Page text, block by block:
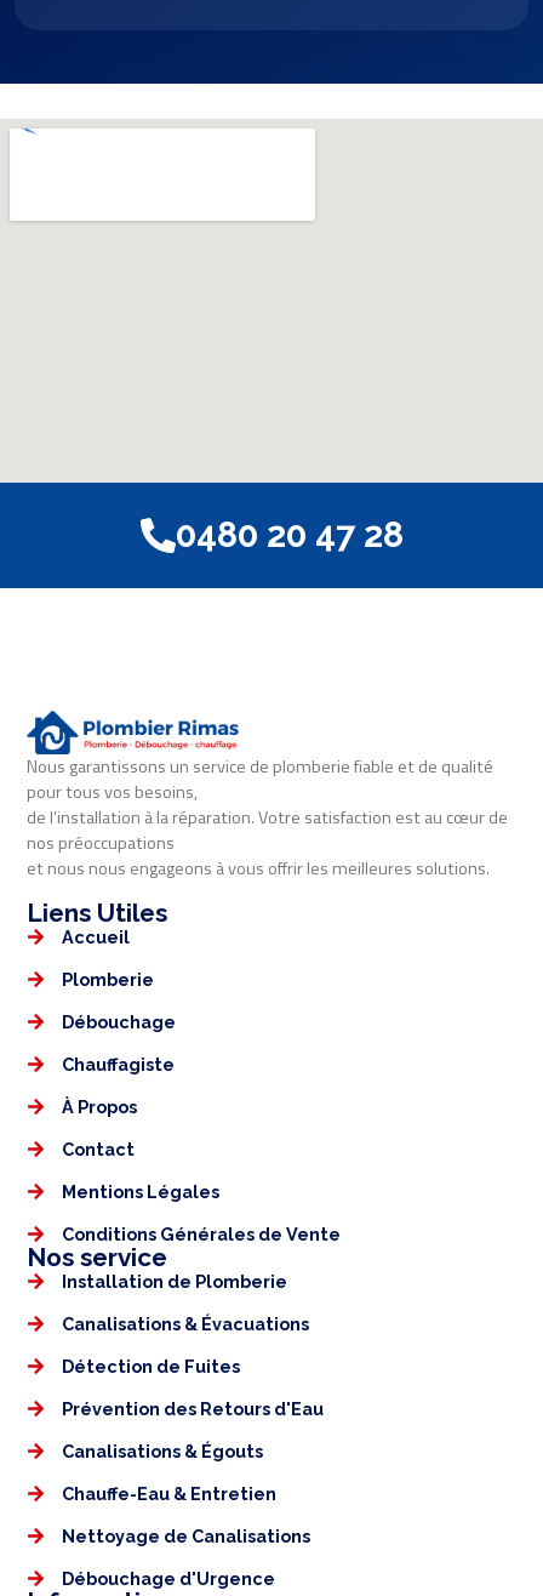
0480 20 47 28
Nous garantissons un service de plomberie fiable et de qualité
pour tous vos besoins,
de l’installation à la réparation. Votre satisfaction est au cœur de
nos préoccupations
et nous nous engageons à vous offrir les meilleures solutions.
Liens Utiles​​
Accueil
Plomberie
Débouchage
Chauffagiste
À Propos
Contact
Mentions Légales​
Conditions Générales de Vente
Nos service
Installation de Plomberie
Canalisations & Évacuations
Détection de Fuites
Prévention des Retours d'Eau
Canalisations & Égouts
Chauffe-Eau & Entretien
Nettoyage de Canalisations
Débouchage d'Urgence